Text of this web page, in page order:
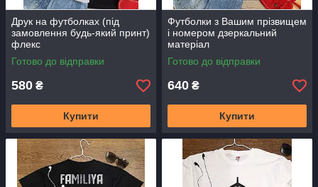
Друк на футболках (під
замовлення будь-який принт)
флекс
Готово до відправки
580 ₴
Купити
Футболки з Вашим прізвищем
і номером дзеркальний
матеріал
Готово до відправки
640 ₴
Купити